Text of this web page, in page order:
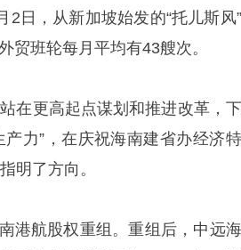
日，从新加坡始发的“托儿斯风
贸班轮每月平均有43艘次。
在更高起点谋划和推进改革，
力”，在庆祝海南建省办经济
明了方向。
港航股权重组。重组后，中远